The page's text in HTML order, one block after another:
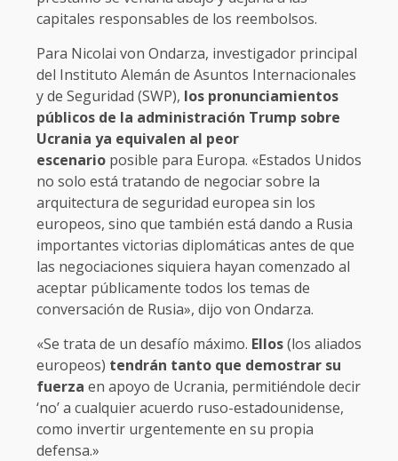
capitales responsables de los reembolsos.
Para Nicolai von Ondarza, investigador principal
del Instituto Alemán de Asuntos Internacionales
y de Seguridad (SWP), los pronunciamientos
públicos de la administración Trump sobre
Ucrania ya equivalen al peor
escenario posible para Europa. «Estados Unidos
no solo está tratando de negociar sobre la
arquitectura de seguridad europea sin los
europeos, sino que también está dando a Rusia
importantes victorias diplomáticas antes de que
las negociaciones siquiera hayan comenzado al
aceptar públicamente todos los temas de
conversación de Rusia», dijo von Ondarza.
«Se trata de un desafío máximo. Ellos(los aliados
europeos) tendrán tanto que demostrar su
fuerza en apoyo de Ucrania, permitiéndole decir
‘no’ a cualquier acuerdo ruso-estadounidense,
como invertir urgentemente en su propia
defensa.»